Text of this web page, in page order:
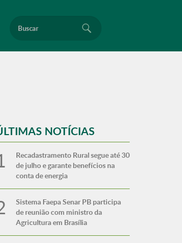
NOTÍCIAS
Recadastramento Rural segue até 30
de julho e garante benefícios na
conta de energia
Sistema Faepa Senar PB participa
de reunião com ministro da
Agricultura em Brasília